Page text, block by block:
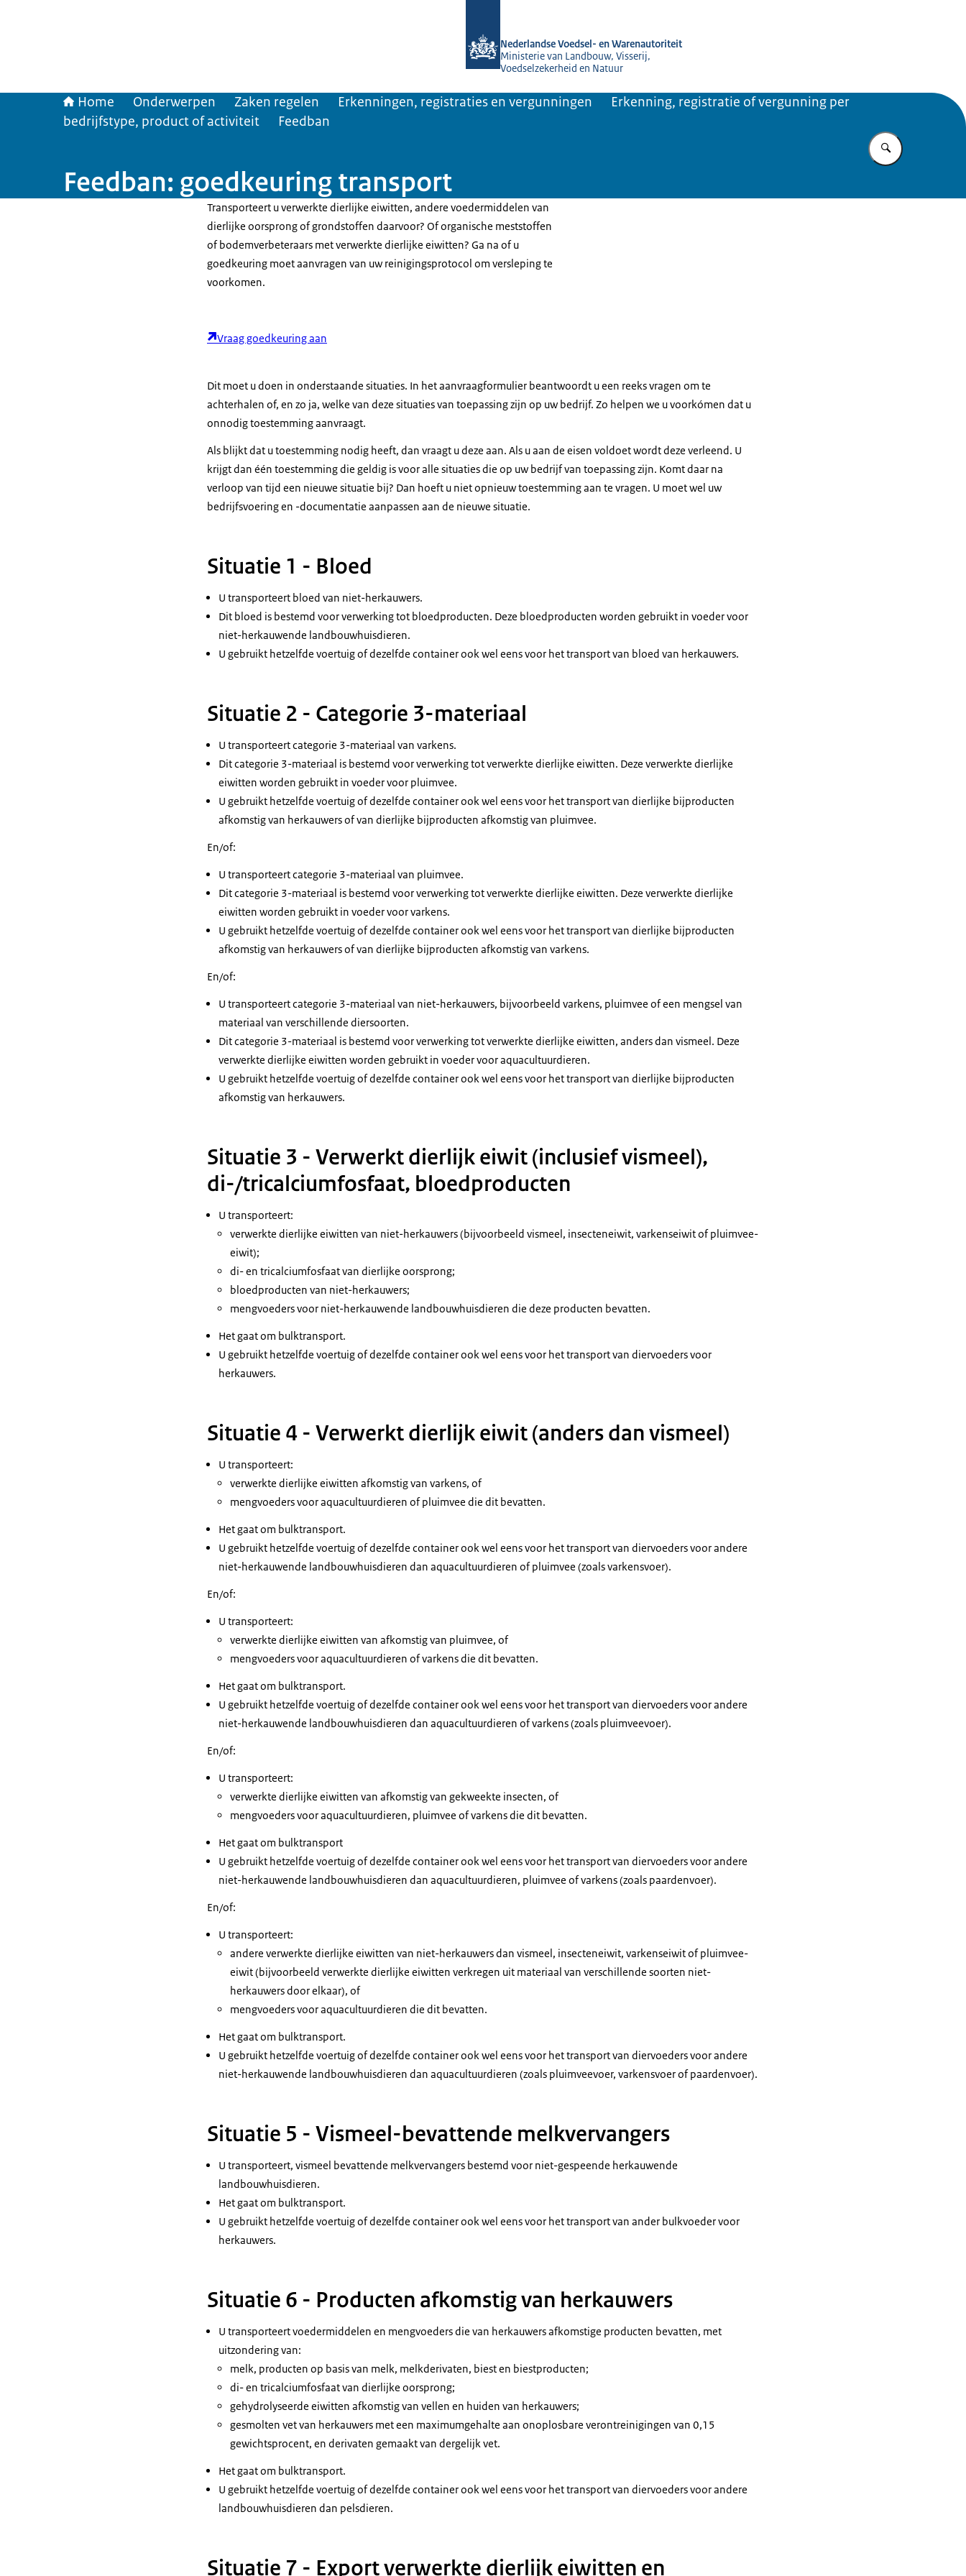
Nederlandse Voedsel- en Warenautoriteit
Ministerie van Landbouw, Visserij,
Voedselzekerheid en Natuur
Home Onderwerpen Zaken regelen Erkenningen, registraties en vergunningen
Erkenning, registratie of vergunning per
bedrijfstype, product of activiteit
Feedban
Feedban: goedkeuring transport
Transporteert u verwerkte dierlijke eiwitten, andere voedermiddelen van
dierlijke oorsprong of grondstoffen daarvoor? Of organische meststoffen
of bodemverbeteraars met verwerkte dierlijke eiwitten? Ga na of u
goedkeuring moet aanvragen van uw reinigingsprotocol om versleping te
voorkomen.
Vraag goedkeuring aan
Dit moet u doen in onderstaande situaties. In het aanvraagformulier beantwoordt u een reeks vragen om te
achterhalen of, en zo ja, welke van deze situaties van toepassing zijn op uw bedrijf. Zo helpen we u voorkómen dat u
onnodig toestemming aanvraagt.
Als blijkt dat u toestemming nodig heeft, dan vraagt u deze aan. Als u aan de eisen voldoet wordt deze verleend. U
krijgt dan één toestemming die geldig is voor alle situaties die op uw bedrijf van toepassing zijn. Komt daar na
verloop van tijd een nieuwe situatie bij? Dan hoeft u niet opnieuw toestemming aan te vragen. U moet wel uw
bedrijfsvoering en -documentatie aanpassen aan de nieuwe situatie.
Situatie 1 - Bloed
U transporteert bloed van niet-herkauwers.
Dit bloed is bestemd voor verwerking tot bloedproducten. Deze bloedproducten worden gebruikt in voeder voor
niet-herkauwende landbouwhuisdieren.
U gebruikt hetzelfde voertuig of dezelfde container ook wel eens voor het transport van bloed van herkauwers.
Situatie 2 - Categorie 3-materiaal
U transporteert categorie 3-materiaal van varkens.
Dit categorie 3-materiaal is bestemd voor verwerking tot verwerkte dierlijke eiwitten. Deze verwerkte dierlijke
eiwitten worden gebruikt in voeder voor pluimvee.
U gebruikt hetzelfde voertuig of dezelfde container ook wel eens voor het transport van dierlijke bijproducten
afkomstig van herkauwers of van dierlijke bijproducten afkomstig van pluimvee.
En/of:
U transporteert categorie 3-materiaal van pluimvee.
Dit categorie 3-materiaal is bestemd voor verwerking tot verwerkte dierlijke eiwitten. Deze verwerkte dierlijke
eiwitten worden gebruikt in voeder voor varkens.
U gebruikt hetzelfde voertuig of dezelfde container ook wel eens voor het transport van dierlijke bijproducten
afkomstig van herkauwers of van dierlijke bijproducten afkomstig van varkens.
En/of:
U transporteert categorie 3-materiaal van niet-herkauwers, bijvoorbeeld varkens, pluimvee of een mengsel van
materiaal van verschillende diersoorten.
Dit categorie 3-materiaal is bestemd voor verwerking tot verwerkte dierlijke eiwitten, anders dan vismeel. Deze
verwerkte dierlijke eiwitten worden gebruikt in voeder voor aquacultuurdieren.
U gebruikt hetzelfde voertuig of dezelfde container ook wel eens voor het transport van dierlijke bijproducten
afkomstig van herkauwers.
Situatie 3 - Verwerkt dierlijk eiwit (inclusief vismeel),
di-/tricalciumfosfaat, bloedproducten
U transporteert:
verwerkte dierlijke eiwitten van niet-herkauwers (bijvoorbeeld vismeel, insecteneiwit, varkenseiwit of pluimvee-
eiwit);
di- en tricalciumfosfaat van dierlijke oorsprong;
bloedproducten van niet-herkauwers;
mengvoeders voor niet-herkauwende landbouwhuisdieren die deze producten bevatten.
Het gaat om bulktransport.
U gebruikt hetzelfde voertuig of dezelfde container ook wel eens voor het transport van diervoeders voor
herkauwers.
Situatie 4 - Verwerkt dierlijk eiwit (anders dan vismeel)
U transporteert:
verwerkte dierlijke eiwitten afkomstig van varkens, of
mengvoeders voor aquacultuurdieren of pluimvee die dit bevatten.
Het gaat om bulktransport.
U gebruikt hetzelfde voertuig of dezelfde container ook wel eens voor het transport van diervoeders voor andere
niet-herkauwende landbouwhuisdieren dan aquacultuurdieren of pluimvee (zoals varkensvoer).
En/of:
U transporteert:
verwerkte dierlijke eiwitten van afkomstig van pluimvee, of
mengvoeders voor aquacultuurdieren of varkens die dit bevatten.
Het gaat om bulktransport.
U gebruikt hetzelfde voertuig of dezelfde container ook wel eens voor het transport van diervoeders voor andere
niet-herkauwende landbouwhuisdieren dan aquacultuurdieren of varkens (zoals pluimveevoer).
En/of:
U transporteert:
verwerkte dierlijke eiwitten van afkomstig van gekweekte insecten, of
mengvoeders voor aquacultuurdieren, pluimvee of varkens die dit bevatten.
Het gaat om bulktransport
U gebruikt hetzelfde voertuig of dezelfde container ook wel eens voor het transport van diervoeders voor andere
niet-herkauwende landbouwhuisdieren dan aquacultuurdieren, pluimvee of varkens (zoals paardenvoer).
En/of:
U transporteert:
andere verwerkte dierlijke eiwitten van niet-herkauwers dan vismeel, insecteneiwit, varkenseiwit of pluimvee-
eiwit (bijvoorbeeld verwerkte dierlijke eiwitten verkregen uit materiaal van verschillende soorten niet-
herkauwers door elkaar), of
mengvoeders voor aquacultuurdieren die dit bevatten.
Het gaat om bulktransport.
U gebruikt hetzelfde voertuig of dezelfde container ook wel eens voor het transport van diervoeders voor andere
niet-herkauwende landbouwhuisdieren dan aquacultuurdieren (zoals pluimveevoer, varkensvoer of paardenvoer).
Situatie 5 - Vismeel-bevattende melkvervangers
U transporteert, vismeel bevattende melkvervangers bestemd voor niet-gespeende herkauwende
landbouwhuisdieren.
Het gaat om bulktransport.
U gebruikt hetzelfde voertuig of dezelfde container ook wel eens voor het transport van ander bulkvoeder voor
herkauwers.
Situatie 6 - Producten afkomstig van herkauwers
U transporteert voedermiddelen en mengvoeders die van herkauwers afkomstige producten bevatten, met
uitzondering van:
melk, producten op basis van melk, melkderivaten, biest en biestproducten;
di- en tricalciumfosfaat van dierlijke oorsprong;
gehydrolyseerde eiwitten afkomstig van vellen en huiden van herkauwers;
gesmolten vet van herkauwers met een maximumgehalte aan onoplosbare verontreinigingen van 0,15
gewichtsprocent, en derivaten gemaakt van dergelijk vet.
Het gaat om bulktransport.
U gebruikt hetzelfde voertuig of dezelfde container ook wel eens voor het transport van diervoeders voor andere
landbouwhuisdieren dan pelsdieren.
Situatie 7 - Export verwerkte dierlijk eiwitten en